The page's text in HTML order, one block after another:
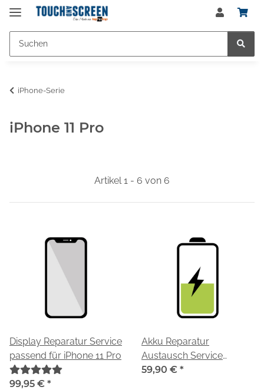
iPhone-Serie
iPhone 11 Pro
Artikel 1 - 6 von 6
Display Reparatur Service
passend für iPhone 11 Pro
99,95 € *
Akku Reparatur
Austausch Service
passend für iPhone 11 Pro
59,90 € *